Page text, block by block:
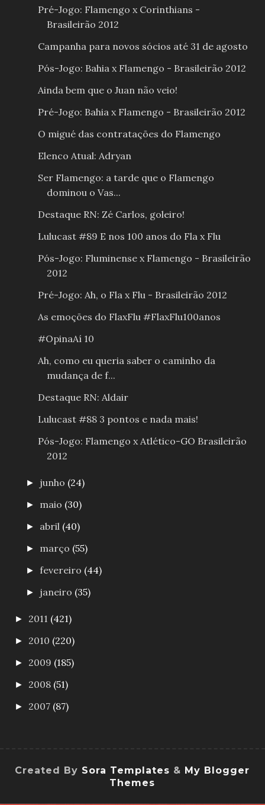
Pré-Jogo: Flamengo x Corinthians -
Brasileirão 2012
Campanha para novos sócios até 31 de agosto
Pós-Jogo: Bahia x Flamengo - Brasileirão 2012
Ainda bem que o Juan não veio!
Pré-Jogo: Bahia x Flamengo - Brasileirão 2012
O migué das contratações do Flamengo
Elenco Atual: Adryan
Ser Flamengo: a tarde que o Flamengo
dominou o Vas...
Destaque RN: Zé Carlos, goleiro!
Lulucast #89 E nos 100 anos do Fla x Flu
Pós-Jogo: Fluminense x Flamengo - Brasileirão
2012
Pré-Jogo: Ah, o Fla x Flu - Brasileirão 2012
As emoções do FlaxFlu #FlaxFlu100anos
#OpinaAí 10
Ah, como eu queria saber o caminho da
mudança de f...
Destaque RN: Aldair
Lulucast #88 3 pontos e nada mais!
Pós-Jogo: Flamengo x Atlético-GO Brasileirão
2012
► junho (24)
► maio (30)
► abril (40)
► março (55)
►fevereiro (44)
► janeiro (35)
► 2011 (421)
► 2010 (220)
► 2009 (185)
► 2008 (51)
► 2007 (87)
Created By Sora Templates & My Blogger
Themes